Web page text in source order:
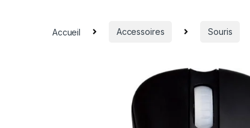
Accueil Accessoires Souris